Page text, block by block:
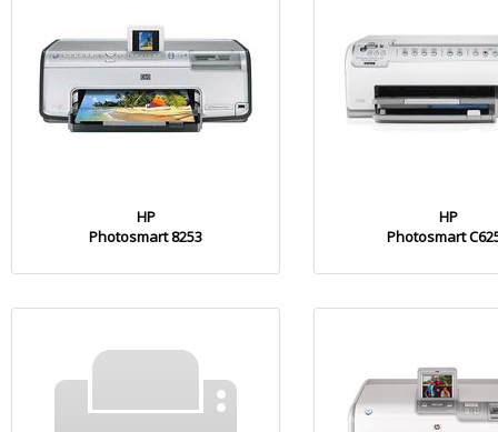
HP
Photosmart 8253
HP
Photosmart